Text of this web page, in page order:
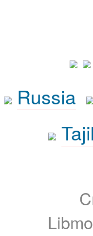
Russia